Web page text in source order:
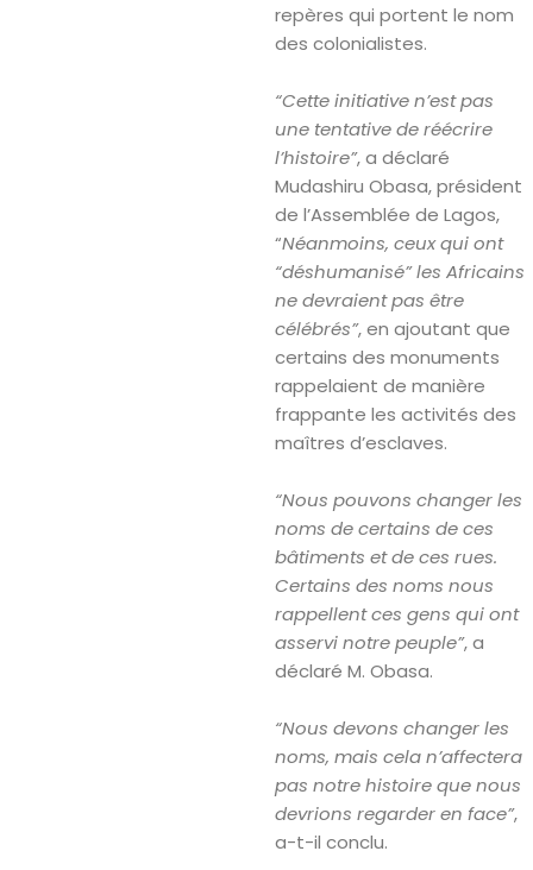
Search
repères qui portent le nom
des colonialistes.
“Cette initiative n’est pas
une tentative de réécrire
l’histoire”, a déclaré
Mudashiru Obasa, président
de l’Assemblée de Lagos,
“Néanmoins, ceux qui ont
“déshumanisé” les Africains
ne devraient pas être
célébrés”, en ajoutant que
certains des monuments
rappelaient de manière
frappante les activités des
maîtres d’esclaves.
“Nous pouvons changer les
noms de certains de ces
bâtiments et de ces rues.
Certains des noms nous
rappellent ces gens qui ont
asservi notre peuple”, a
déclaré M. Obasa.
“Nous devons changer les
noms, mais cela n’affectera
pas notre histoire que nous
devrions regarder en face”,
a-t-il conclu.